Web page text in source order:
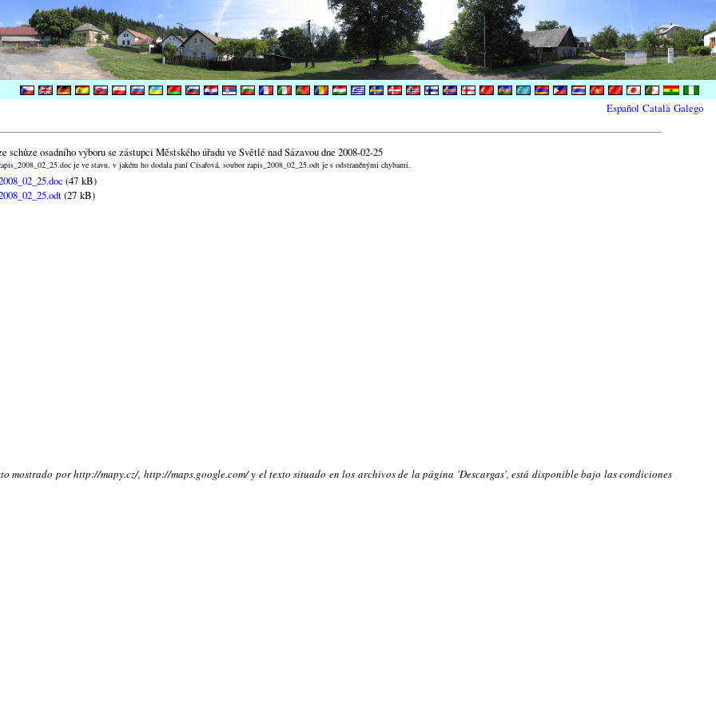
schůze osadního výboru se zástupci Městského úřadu ve Světlé nad Sázavou dne 2008-02-25
je ve stavu, v jakém ho dodala paní Císařová, soubor zapis_2008_02_25.odt je s odstraněnými chybami.
(47 kB)
(27 kB)
mostrado por http://mapy.cz/, http://maps.google.com/ y el texto situado en los archivos de la página 'Descargas', está disponible bajo las condiciones
Español Català Galego